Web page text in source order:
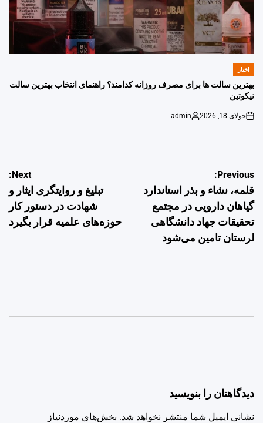
POSTED
اخبار
بهترین سالت ها برای مصرف روزانه کدامند؟ راهنمای انتخاب بهترین سالت
نیکوتین
on
جولای 18, 2026
Posted
admin
راهبری
نوشته
Previous:
قلمه، نشاء و بذر استاندارد
گیاهان دارویی در مجتمع
تحقیقات جهاد دانشگاهی
لرستان تامین می‌شود
Next:
تبلیغ و روایتگری ایثار و
شهادت در دستور کار
حوزه‌های علمیه قرار بگیرد
دیدگاهتان را بنویسید
نشانی ایمیل شما منتشر نخواهد شد. بخش‌های موردنیاز